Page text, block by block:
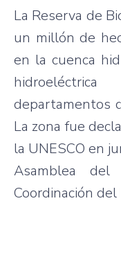
La Reserva de
un millón de
en la cuenca
departamentos
La zona fue
la UNESCO en
Asamblea del
Coordinación